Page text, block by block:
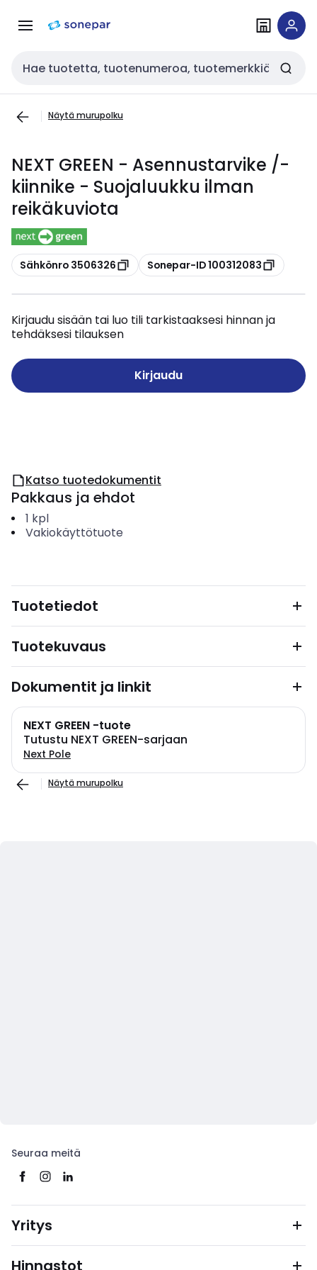
navigointiinsisältöön
Haku
Näytä murupolku
NEXT GREEN - Asennustarvike /-
kiinnike - Suojaluukku ilman
reikäkuviota
Kopioi
Sähkönro 3506326 Kopioi
Sonepar-ID 100312083
Kirjaudu sisään tai luo tili tarkistaaksesi hinnan ja
tehdäksesi tilauksen
Kirjaudu
Katso tuotedokumentit
Pakkaus ja ehdot
1 kpl
Vakiokäyttötuote
Tuotetiedot
Tuotekuvaus
Dokumentit ja linkit
NEXT GREEN -tuote
Tutustu NEXT GREEN-sarjaan
Next Pole
Näytä murupolku
Seuraa meitä
Yritys
Hinnastot